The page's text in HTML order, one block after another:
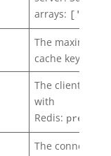
arrays:
The maximum
cache keys
The client used
with
Redis: predis
The